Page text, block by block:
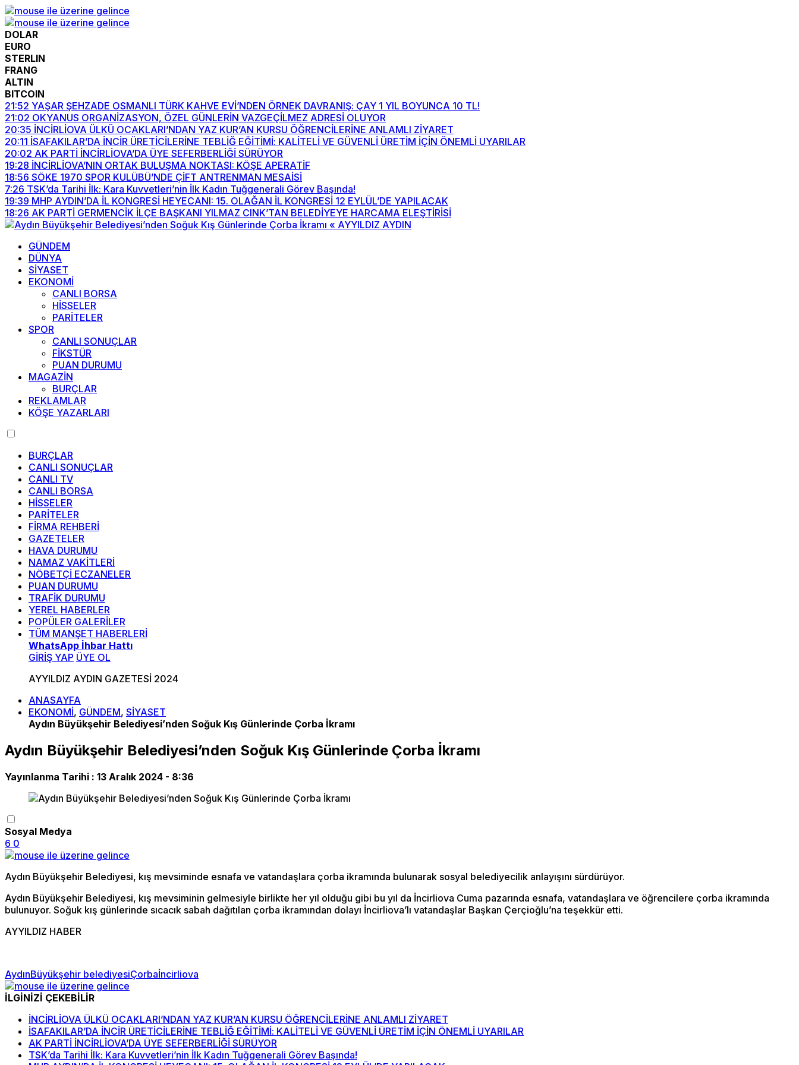
DOLAR
EURO
STERLIN
FRANG
ALTIN
BITCOIN
21:52 YAŞAR ŞEHZADE OSMANLI TÜRK KAHVE EVİ’NDEN ÖRNEK DAVRANIŞ: ÇAY 1 YIL BOYUNCA 10 TL!
21:02 OKYANUS ORGANİZASYON, ÖZEL GÜNLERİN VAZGEÇİLMEZ ADRESİ OLUYOR
20:35 İNCİRLİOVA ÜLKÜ OCAKLARI’NDAN YAZ KUR’AN KURSU ÖĞRENCİLERİNE ANLAMLI ZİYARET
20:11 İSAFAKILAR’DA İNCİR ÜRETİCİLERİNE TEBLİĞ EĞİTİMİ: KALİTELİ VE GÜVENLİ ÜRETİM İÇİN ÖNEMLİ UYARILAR
20:02 AK PARTİ İNCİRLİOVA’DA ÜYE SEFERBERLİĞİ SÜRÜYOR
19:28 İNCİRLİOVA’NIN ORTAK BULUŞMA NOKTASI: KÖŞE APERATİF
18:56 SÖKE 1970 SPOR KULÜBÜ’NDE ÇİFT ANTRENMAN MESAİSİ
7:26 TSK’da Tarihi İlk: Kara Kuvvetleri’nin İlk Kadın Tuğgenerali Görev Başında!
19:39 MHP AYDIN’DA İL KONGRESİ HEYECANI: 15. OLAĞAN İL KONGRESİ 12 EYLÜL’DE YAPILACAK
18:26 AK PARTİ GERMENCİK İLÇE BAŞKANI YILMAZ CINK’TAN BELEDİYEYE HARCAMA ELEŞTİRİSİ
GÜNDEM
DÜNYA
SİYASET
EKONOMİ
CANLI BORSA
HİSSELER
PARİTELER
SPOR
CANLI SONUÇLAR
FİKSTÜR
PUAN DURUMU
MAGAZİN
BURÇLAR
REKLAMLAR
KÖŞE YAZARLARI
BURÇLAR
CANLI SONUÇLAR
CANLI TV
CANLI BORSA
HİSSELER
PARİTELER
FİRMA REHBERİ
GAZETELER
HAVA DURUMU
NAMAZ VAKİTLERİ
NÖBETÇİ ECZANELER
PUAN DURUMU
TRAFİK DURUMU
YEREL HABERLER
POPÜLER GALERİLER
TÜM MANŞET HABERLERİ
WhatsApp İhbar Hattı
GİRİŞ YAP ÜYE OL
AYYILDIZ AYDIN GAZETESİ 2024
ANASAYFA
EKONOMİ, GÜNDEM, SİYASET
Aydın Büyükşehir Belediyesi’nden Soğuk Kış Günlerinde Çorba İkramı
Aydın Büyükşehir Belediyesi’nden Soğuk Kış Günlerinde Çorba İkramı
Yayınlanma Tarihi : 13 Aralık 2024 - 8:36
Sosyal Medya
6 0
Aydın Büyükşehir Belediyesi, kış mevsiminde esnafa ve vatandaşlara çorba ikramında bulunarak sosyal belediyecilik anlayışını sürdürüyor.
Aydın Büyükşehir Belediyesi, kış mevsiminin gelmesiyle birlikte her yıl olduğu gibi bu yıl da İncirliova Cuma pazarında esnafa, vatandaşlara ve öğrencilere çorba ikramında
bulunuyor. Soğuk kış günlerinde sıcacık sabah dağıtılan çorba ikramından dolayı İncirliova’lı vatandaşlar Başkan Çerçioğlu’na teşekkür etti.
AYYILDIZ HABER
AydınBüyükşehir belediyesiÇorbaİncirliova
İLGİNİZİ ÇEKEBİLİR
İNCİRLİOVA ÜLKÜ OCAKLARI’NDAN YAZ KUR’AN KURSU ÖĞRENCİLERİNE ANLAMLI ZİYARET
İSAFAKILAR’DA İNCİR ÜRETİCİLERİNE TEBLİĞ EĞİTİMİ: KALİTELİ VE GÜVENLİ ÜRETİM İÇİN ÖNEMLİ UYARILAR
AK PARTİ İNCİRLİOVA’DA ÜYE SEFERBERLİĞİ SÜRÜYOR
TSK’da Tarihi İlk: Kara Kuvvetleri’nin İlk Kadın Tuğgenerali Görev Başında!